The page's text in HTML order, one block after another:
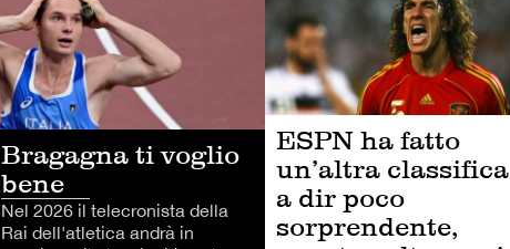
Bragagna ti voglio
bene
Nel 2026 il telecronista della
Rai dell'atletica andrà in
ESPN ha fatto
un’altra classifica
a dir poco
sorprendente,